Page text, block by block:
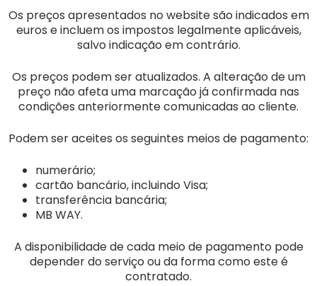
Os preços apresentados no website são indicados em
euros e incluem os impostos legalmente aplicáveis,
salvo indicação em contrário.
Os preços podem ser atualizados. A alteração de um
preço não afeta uma marcação já confirmada nas
condições anteriormente comunicadas ao cliente.
Podem ser aceites os seguintes meios de pagamento:
numerário;
cartão bancário, incluindo Visa;
transferência bancária;
MB WAY.
A disponibilidade de cada meio de pagamento pode
depender do serviço ou da forma como este é
contratado.